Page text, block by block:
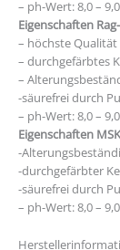
– ph-Wert: 8,0 – 9,0
Eigenschaften
– höchste
– durchgefärbtes
–
-säurefrei durch
– ph-Wert: 8,0 – 9,0
Eigenschaften
-
-durchgefärbter
-säurefrei durch
– ph-Wert: 8,0 – 9,0